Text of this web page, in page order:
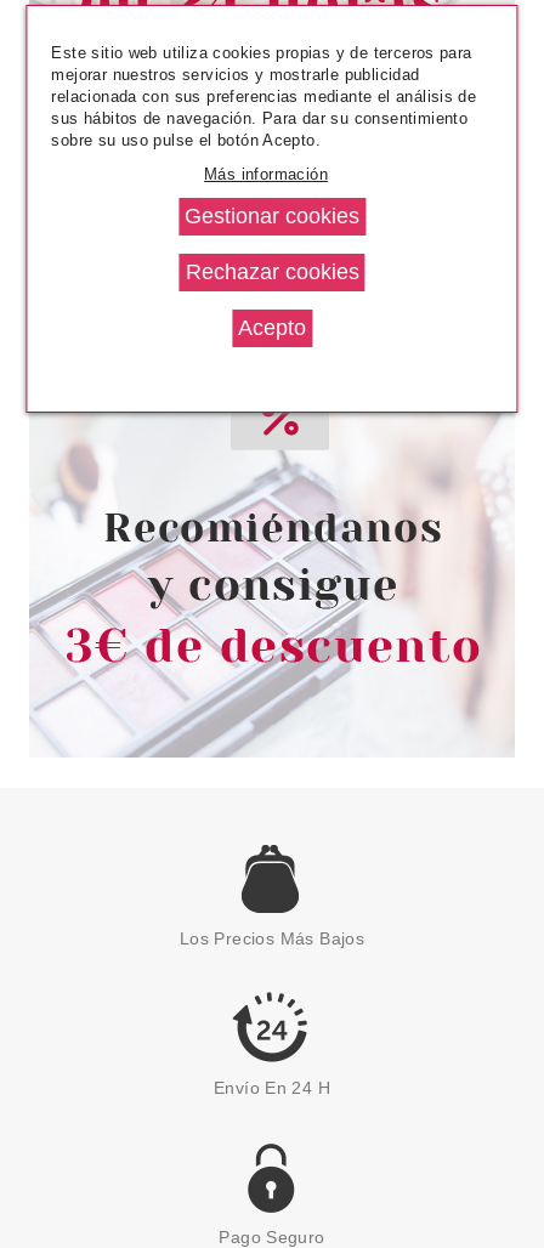
Pvr 3.79€
-17%
desde
3.15€
CATRICE SEEKING FLOWERS
COLORETE EN BARRA Y
BROCHA 02
-17%
desde
4.97€
ESSENCE
ESSENCE FEELIN' COMFY DUO
DE COLORETES EN BÁLSAMO
3.9 GR
3.25€
Los Precios Más Bajos
Envío En 24 H
Pago Seguro
Este sitio web utiliza cookies propias y de terceros para
mejorar nuestros servicios y mostrarle publicidad
relacionada con sus preferencias mediante el análisis de
sus hábitos de navegación. Para dar su consentimiento
sobre su uso pulse el botón Acepto.
Más información